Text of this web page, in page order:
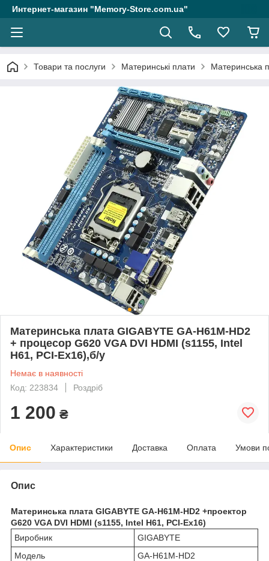
Интернет-магазин "Memory-Store.com.ua"
Товари та послуги Материнські плати Материнська
Материнська плата GIGABYTE GA-H61M-HD2
+ процесор G620 VGA DVI HDMI (s1155, Intel
H61, PCI-Ex16),б/у
Немає в наявності
Код: 223834
Роздріб
1 200 ₴
Опис Характеристики Доставка Оплата Умови
Опис
Материнська плата GIGABYTE GA-H61M-HD2 +проектор
G620 VGA DVI HDMI (s1155, Intel H61, PCI-Ex16)
Виробник
GIGABYTE
Модель
GA-H61M-HD2